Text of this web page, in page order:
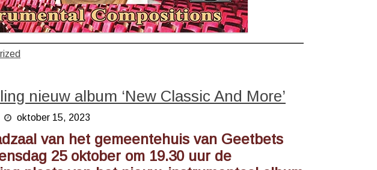
nieuw album ‘New Classic And More’
oktober 15, 2023
van het gemeentehuis van Geetbets
25 oktober om 19.30 uur de